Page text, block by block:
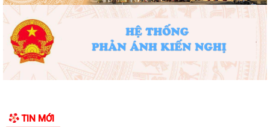
TIN MỚI
CƠ SỞ
Trường Tiểu học Đinh Tiên Hoàng (phường Hồng Bàng) tăng kiến thức,
kỹ năng phòng chống đuối nước...
Phường Hồng Bàng tập huấn kiến thức về an toàn thực phẩm cho các
cơ sở kinh doanh dịch vụ ăn uống,...
KẾT CÔNG TÁC HỘI 6 THÁNG ĐẦU NĂM 2026